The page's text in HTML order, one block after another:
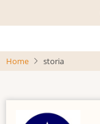
al
principale
Home storia